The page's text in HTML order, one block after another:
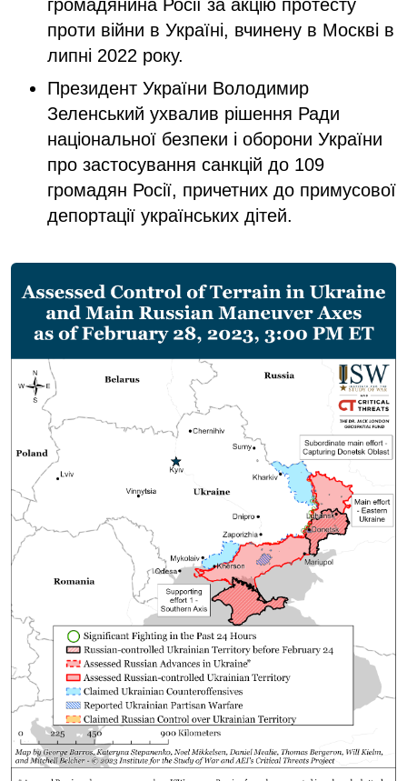
громадянина Росії за акцію протесту
проти війни в Україні, вчинену в Москві в
липні 2022 року.
Президент України Володимир
Зеленський ухвалив рішення Ради
національної безпеки і оборони України
про застосування санкцій до 109
громадян Росії, причетних до примусової
депортації українських дітей.